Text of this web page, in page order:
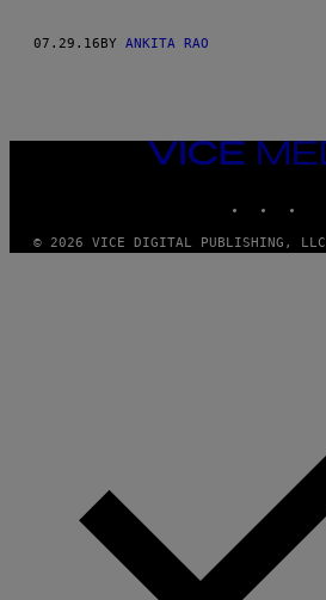
07.29.16BY ANKITA RAO
VICE
MEDIA
© 2026 VICE DIGITAL PUBLISHING, LLC